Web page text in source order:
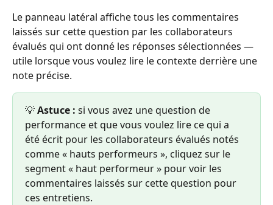
Le panneau latéral affiche tous les commentaires
laissés sur cette question par les collaborateurs
évalués qui ont donné les réponses sélectionnées —
utile lorsque vous voulez lire le contexte derrière une
note précise.
💡 Astuce : si vous avez une question de
performance et que vous voulez lire ce qui a
été écrit pour les collaborateurs évalués notés
comme « hauts performeurs », cliquez sur le
segment « haut performeur » pour voir les
commentaires laissés sur cette question pour
ces entretiens.